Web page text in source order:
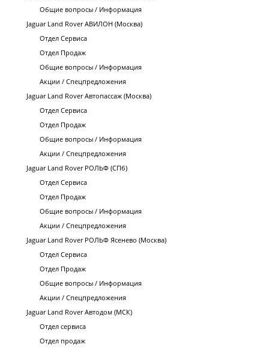
Общие вопросы / Информация
Jaguar Land Rover АВИЛОН (Москва)
Отдел Сервиса
Отдел Продаж
Общие вопросы / Информация
Акции / Спецпредложения
Jaguar Land Rover Автопассаж (Москва)
Отдел Сервиса
Отдел Продаж
Общие вопросы / Информация
Акции / Спецпредложения
Jaguar Land Rover РОЛЬФ (СПб)
Отдел Сервиса
Отдел Продаж
Общие вопросы / Информация
Акции / Спецпредложения
Jaguar Land Rover РОЛЬФ Ясенево (Москва)
Отдел Сервиса
Отдел Продаж
Общие вопросы / Информация
Акции / Спецпредложения
Jaguar Land Rover Автодом (МСК)
Отдел сервиса
Отдел продаж